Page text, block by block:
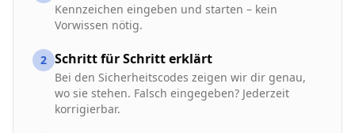
Kennzeichen eingeben und starten – kein
Vorwissen nötig.
2 Schritt für Schritt erklärt
Bei den Sicherheitscodes zeigen wir dir genau,
wo sie stehen. Falsch eingegeben? Jederzeit
korrigierbar.